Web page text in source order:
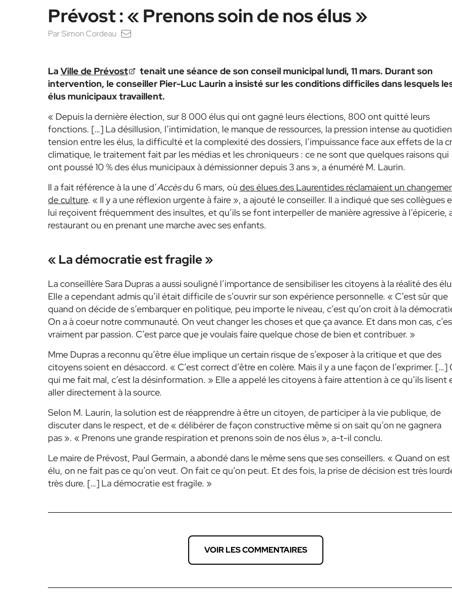
Prévost : « Prenons soin de nos élus »
ParSimon Cordeau
La Ville de Prévost
tenait une séance de son conseil municipal lundi, 11 mars. Durant son
intervention, le conseiller Pier-Luc Laurin a insisté sur les conditions difficiles dans lesquels
élus municipaux travaillent.
« Depuis la dernière élection, sur 8 000 élus qui ont gagné leurs élections, 800 ont quitté leurs
fonctions. […] La désillusion, l’intimidation, le manque de ressources, la pression intense au
tension entre les élus, la difficulté et la complexité des dossiers, l’impuissance face aux effets de la
climatique, le traitement fait par les médias et les chroniqueurs : ce ne sont que quelques raisons qui
ont poussé 10 % des élus municipaux à démissionner depuis 3 ans », a énuméré M. Laurin.
Il a fait référence à la une d’Accèsdu 6 mars, où des élues des Laurentides réclamaient un
de culture. « Il y a une réflexion urgente à faire », a ajouté le conseiller. Il a indiqué que ses collègues
lui reçoivent fréquemment des insultes, et qu’ils se font interpeller de manière agressive à l’épicerie,
restaurant ou en prenant une marche avec ses enfants.
« La démocratie est fragile »
La conseillère Sara Dupras a aussi souligné l’importance de sensibiliser les citoyens à la réalité des
Elle a cependant admis qu’il était difficile de s’ouvrir sur son expérience personnelle. « C’est sûr que
quand on décide de s’embarquer en politique, peu importe le niveau, c’est qu’on croit à la
On a à coeur notre communauté. On veut changer les choses et que ça avance. Et dans mon cas,
vraiment par passion. C’est parce que je voulais faire quelque chose de bien et contribuer. »
Mme Dupras a reconnu qu’être élue implique un certain risque de s’exposer à la critique et que des
citoyens soient en désaccord. « C’est correct d’être en colère. Mais il y a une façon de l’exprimer. […]
qui me fait mal, c’est la désinformation. » Elle a appelé les citoyens à faire attention à ce qu’ils lisent
aller directement à la source.
Selon M. Laurin, la solution est de réapprendre à être un citoyen, de participer à la vie publique, de
discuter dans le respect, et de « délibérer de façon constructive même si on sait qu’on ne gagnera
pas ». « Prenons une grande respiration et prenons soin de nos élus », a-t-il conclu.
Le maire de Prévost, Paul Germain, a abondé dans le même sens que ses conseillers. « Quand on est
élu, on ne fait pas ce qu’on veut. On fait ce qu’on peut. Et des fois, la prise de décision est très
très dure. […] La démocratie est fragile. »
VOIR LES COMMENTAIRES